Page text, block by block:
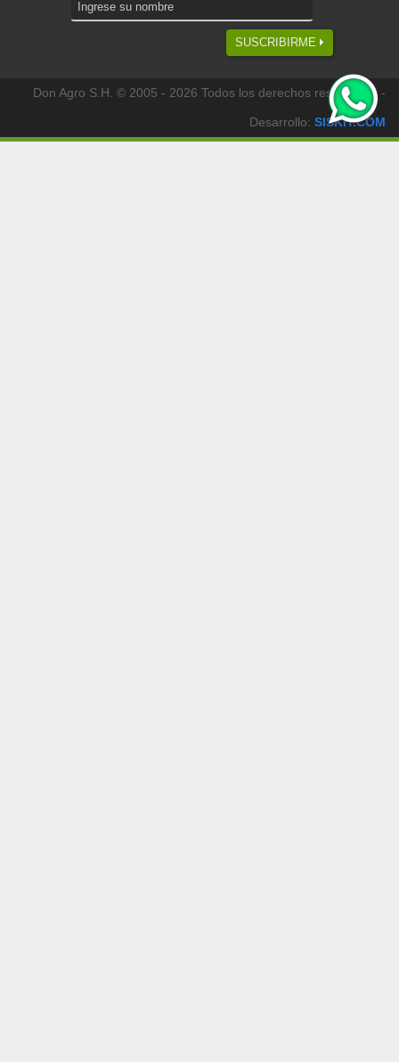
SUSCRIBIRME
Don Agro S.H. © 2005 - 2026 Todos los derechos reservados -
Desarrollo: SISKIT.COM